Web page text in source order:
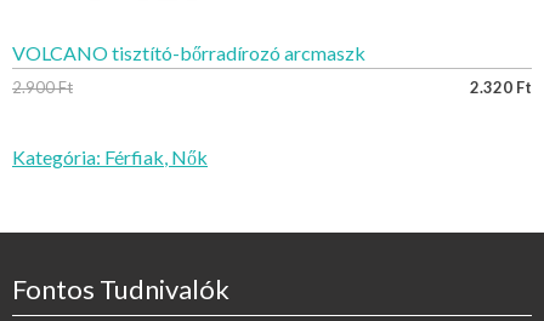
VOLCANO tisztító-bőrradírozó arcmaszk
2.900Ft 2.320 Ft
Kategória: Férfiak, Nők
Fontos Tudnivalók